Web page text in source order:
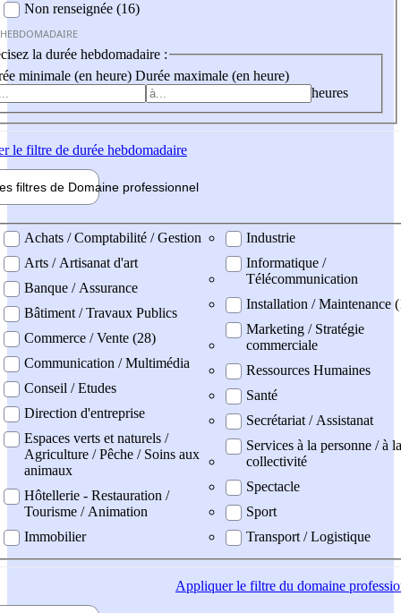
Non renseignée (16)
la durée hebdomadaire :
minimale (en heure) Durée maximale (en heure)
heures
le filtre de durée hebdomadaire
filtres de Domaine professionnel
professionel
Achats / Comptabilité / Gestion
Arts / Artisanat d'art
Banque / Assurance
Bâtiment / Travaux Publics
Commerce / Vente (28)
Communication / Multimédia
Conseil / Etudes
Direction d'entreprise
Espaces verts et naturels /
Agriculture / Pêche / Soins aux
animaux
Hôtellerie - Restauration /
Tourisme / Animation
Immobilier
Industrie
Informatique /
Télécommunication
Installation / Maintenance
Marketing / Stratégie
commerciale
Ressources Humaines
Santé
Secrétariat / Assistanat
Services à la personne / à la
collectivité
Spectacle
Sport
Transport / Logistique
Appliquerle filtre du domaine